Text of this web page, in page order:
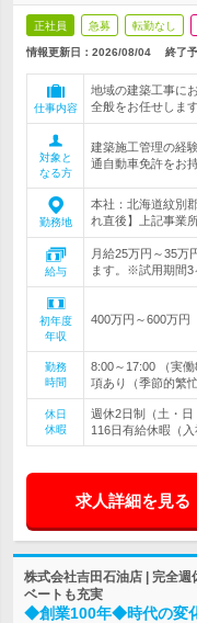
正社員 急募 転勤なし
情報更新日：2026/08/04 終了
仕事内容
地域の建築工事に
全般をお任せします
対象と
なる方
建築施工管理の経
通自動車免許をお
勤務地
本社：北海道紋別
れ直後】上記事業
給与
月給25万円～35万
ます。※試用期間3
初年度
年収
400万円～600万円
勤務
時間
8:00～17:00 （実
項あり（季節的繁
休日
休暇
週休2日制（土・
116日有給休暇（
求人詳細を見る
株式会社吉田石油店 | 完全
ベートも充実
◆創業100年◆時代の変